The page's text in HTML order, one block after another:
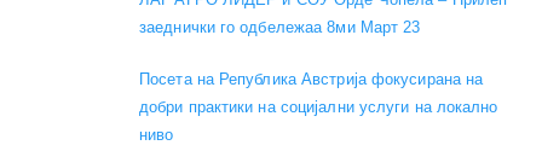
заеднички го одбележаа 8ми Март 23
Посета на Република Австрија фокусирана на
добри практики на социјални услуги на локално
ниво